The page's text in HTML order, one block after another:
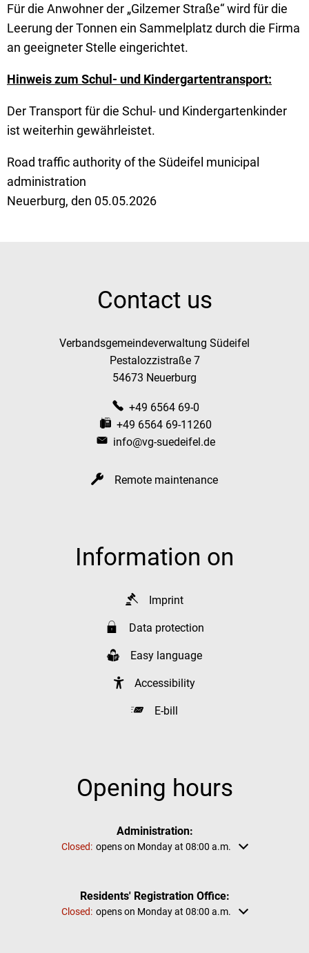
Für die Anwohner der „Gilzemer Straße“ wird für die
Leerung der Tonnen ein Sammelplatz durch die Firma
an geeigneter Stelle eingerichtet.
Hinweis zum Schul- und Kindergartentransport:
Der Transport für die Schul- und Kindergartenkinder
ist weiterhin gewährleistet.
Road traffic authority of the Südeifel municipal
administration
Neuerburg, den 05.05.2026
Contact us
Verbandsgemeindeverwaltung Südeifel
Pestalozzistraße 7
54673 Neuerburg
+49 6564 69-0
+49 6564 69-11260
info@vg-suedeifel.de
Remote maintenance
Information on
Imprint
Data protection
Easy language
Accessibility
E-bill
Opening hours
Administration:
Click to hide other opening or closing times
Closed: opens on Monday at 08:00 a.m.
Residents' Registration Office:
Click to hide other opening or closing times
Closed: opens on Monday at 08:00 a.m.